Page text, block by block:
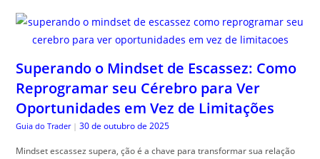
Superando o Mindset de Escassez: Como
Reprogramar seu Cérebro para Ver
Oportunidades em Vez de Limitações
Guia do Trader | 30 de outubro de 2025
Mindset escassez supera, ção é a chave para transformar sua relação